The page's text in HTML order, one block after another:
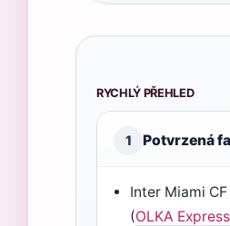
RYCHLÝ PŘEHLED
1 Potvrzená
Inter Miami
(OLKA Express